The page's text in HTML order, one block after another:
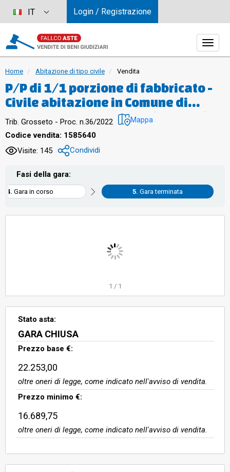
Home Abitazione di tipo civile Vendita
P/P di 1/1 porzione di fabbricato -
Civile abitazione in Comune di
Montieri, frazione Gerfalco, Vicolo
di Mezzo 6 Appartamento di
abitazione, composto di
disimpegno, un vano e piccolo w.c.
al piano terra; cucina al piano
primo; disimpegno, due vani e
piccolo w.c. al piano secondo; vani
comunicanti tra loro a mezzo di
Comune di Montieri al foglio 31,
p.lla 296, sub. 2, Cat. A/4, Classe 3,
144 mq, rendita €. 176,11.
Trib. Grosseto - Proc. n.36/2022 Mappa
Codice vendita: 1585640
Visite: 145
Condividi
Fasi della gara:
Gara in corso Gara terminata
1 / 1
Stato asta:
GARA CHIUSA
Prezzo base €:
22.253,00
oltre oneri di legge, come indicato nell'avviso di vendita.
Prezzo minimo €:
16.689,75
oltre oneri di legge, come indicato nell'avviso di vendita.
IT Login / Registrazione